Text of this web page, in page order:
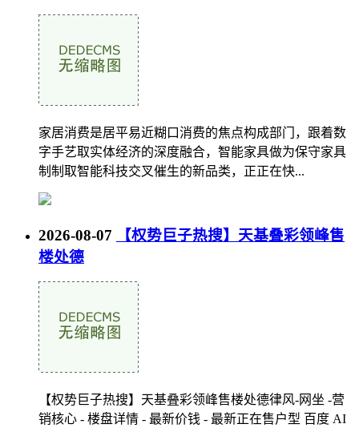
家居消费是居平易近糊口消费的焦点构成部门，跟着数
字手艺取实体经济的深度融合，智能家具做为保守家具
制制取智能科技交叉催生的新品类，正正在快...
2026-08-07
【权势巨子热搜】天基叠彩领峰售
楼处德
【权势巨子热搜】天基叠彩领峰售楼处德律风-网坐 -营
销核心 - 楼盘详情 - 最新价钱 - 最新正在售户型 百度 AI